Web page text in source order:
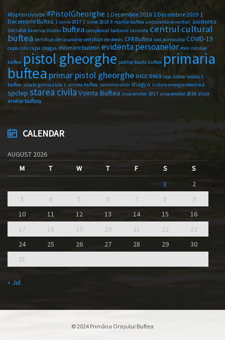
#faptenuvorbe #PistolGheorghe 1 Decembrie 2018 1 Decembrie 2019 1
Decembrie Buftea 1 iunie 2017 1 iunie 2018 8 martie buftea anduranta ecvestra\ asistenta
sociala biserica studio buftea campionat balcanic canicula centrul cultural
buftea certificat de casatorie certificat de deces CFR Buftea cod portocaliu COVID-19
cupa csta cupa shagya eliberare buletin evidenta persoanelor mos nicolae
buftea pistol gheorghe politia locala buftea primaria
buftea primar pistol gheorghe R402 R469 raja sabie scoala 1
buftea scoala gimnaziala 1 scrima buftea semimaraton shagya sistare energie electrică
spclep starea civila Vointa Buftea ziua eroilor 2017 ziua eroilor 2018 ziua
eroilor buftea
CALENDAR
AUGUST 2026
M
T W T F S
S
1
2
3
4 5 6 7 8
9
10
11 12 13 14 15
16
17
18 19 20 21 22
23
24
25 26 27 28 29
30
31
« Jul
© 2024 Primăria Orașului Buftea